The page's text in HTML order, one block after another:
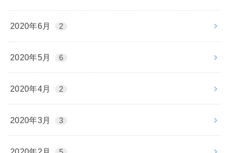
2020年6月 2
2020年5月 6
2020年4月 2
2020年3月 3